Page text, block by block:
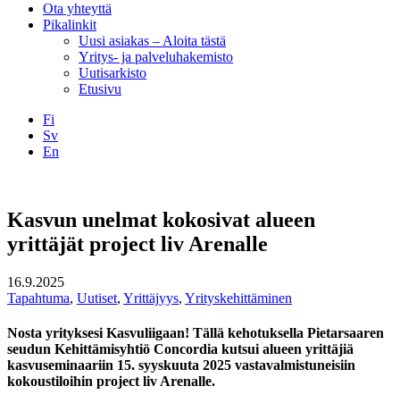
Ota yhteyttä
Pikalinkit
Uusi asiakas – Aloita tästä
Yritys- ja palveluhakemisto
Uutisarkisto
Etusivu
Fi
Sv
En
Kasvun unelmat kokosivat alueen
yrittäjät project liv Arenalle
16.9.2025
Tapahtuma, Uutiset, Yrittäjyys, Yrityskehittäminen
Nosta yrityksesi Kasvuliigaan! Tällä kehotuksella Pietarsaaren
seudun Kehittämisyhtiö Concordia kutsui alueen yrittäjiä
kasvuseminaariin 15. syyskuuta 2025 vastavalmistuneisiin
kokoustiloihin project liv Arenalle.